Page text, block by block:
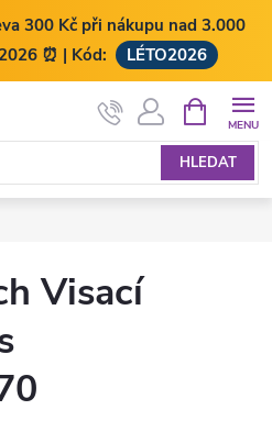
300 Kč při nákupu nad 3.000
⏰ | Kód:
LÉTO2026
HLEDAT
NÁKUPNÍ
KOŠÍK
Visací